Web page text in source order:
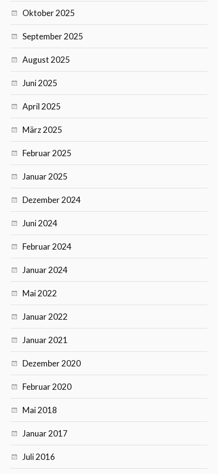
Oktober 2025
September 2025
August 2025
Juni 2025
April 2025
März 2025
Februar 2025
Januar 2025
Dezember 2024
Juni 2024
Februar 2024
Januar 2024
Mai 2022
Januar 2022
Januar 2021
Dezember 2020
Februar 2020
Mai 2018
Januar 2017
Juli 2016